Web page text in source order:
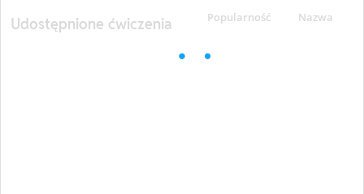
Popularność Nazwa
Udostępnione ćwiczenia